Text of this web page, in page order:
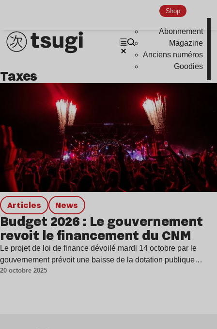
Shop
Abonnement
Magazine
Anciens numéros
Goodies
Nu Jazz
Taxes
Articles news
Budget 2026 : Le gouvernement
revoit le financement du CNM
Le projet de loi de finance dévoilé mardi 14 octobre par le
gouvernement prévoit une baisse de la dotation publique…
20 octobre 2025